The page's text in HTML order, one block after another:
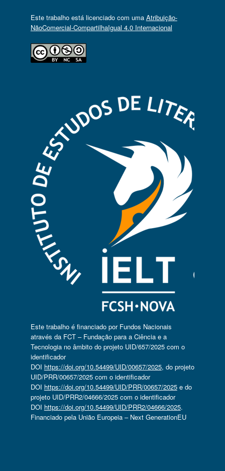
Este trabalho está licenciado com uma Atribuição-
NãoComercial-CompartilhaIgual 4.0 Internacional
Este trabalho é financiado por Fundos Nacionais
através da FCT – Fundação para a Ciência e a
Tecnologia no âmbito do projeto UID/657/2025 com o
identificador
DOI https://doi.org/10.54499/UID/00657/2025, do projeto
UID/PRR/00657/2025 com o identificador
DOI https://doi.org/10.54499/UID/PRR/00657/2025e do
projeto UID/PRR2/04666/2025 com o identificador
DOI https://doi.org/10.54499/UID/PRR2/04666/2025.
Financiado pela União Europeia – Next GenerationEU